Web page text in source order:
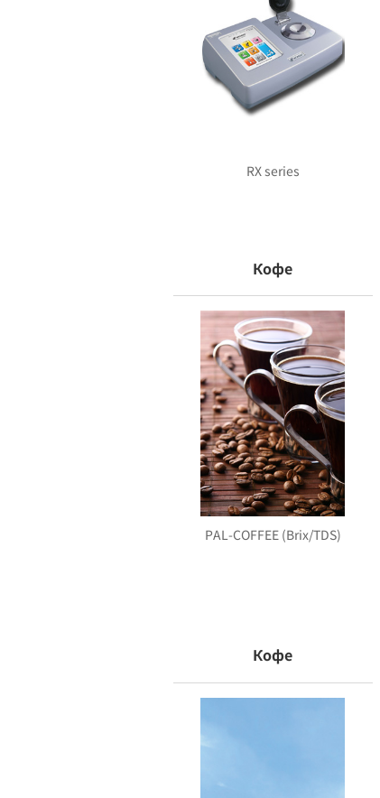
RX series
Кофе
PAL-COFFEE (Brix/TDS)
Кофе